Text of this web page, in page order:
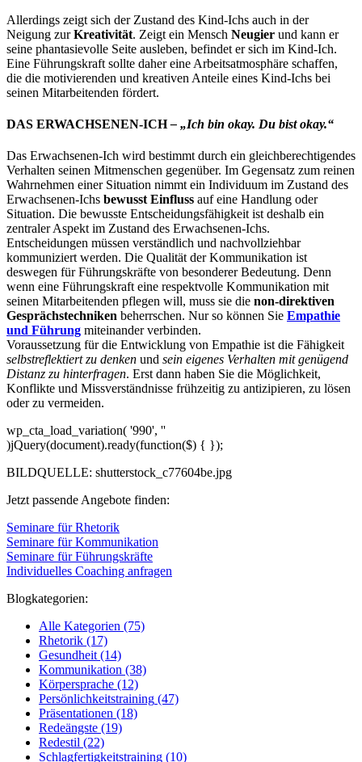
Allerdings zeigt sich der Zustand des Kind-Ichs auch in der
Neigung zurKreativität. Zeigt ein Mensch Neugier und kann er
seine phantasievolle Seite ausleben, befindet er sich im Kind-Ich.
Eine Führungskraft sollte daher eine Arbeitsatmosphäre schaffen,
die die motivierenden und kreativen Anteile eines Kind-Ichs bei
seinen Mitarbeitenden fördert.
DAS ERWACHSENEN-ICH– „Ich bin okay. Du bist okay.“
Das Erwachsenen-Ich wird bestimmt durch ein gleichberechtigendes
Verhalten seinen Mitmenschen gegenüber. Im Gegensatz zum reinen
Wahrnehmen einer Situation nimmt ein Individuum im Zustand des
Erwachsenen-Ichs bewusst Einfluss auf eine Handlung oder
Situation. Die bewusste Entscheidungsfähigkeit ist deshalb ein
zentraler Aspekt im Zustand des Erwachsenen-Ichs.
Entscheidungen müssen verständlich und nachvollziehbar
kommuniziert werden. Die Qualität der Kommunikation ist
deswegen für Führungskräfte von besonderer Bedeutung. Denn
wenn eine Führungskraft eine respektvolle Kommunikation mit
seinen Mitarbeitenden pflegen will, muss sie die non-direktiven
Gesprächstechniken beherrschen. Nur so können Sie Empathie
und Führung miteinander verbinden.
Voraussetzung für die Entwicklung von Empathie ist die Fähigkeit
selbstreflektiert zu denken und sein eigenes Verhalten mit genügend
Distanz zu hinterfragen. Erst dann haben Sie die Möglichkeit,
Konflikte und Missverständnisse frühzeitig zu antizipieren, zu lösen
oder zu vermeiden.
wp_cta_load_variation( '990', ''
)jQuery(document).ready(function($) { });
BILDQUELLE: shutterstock_c77604be.jpg
Jetzt passende Angebote finden:
Seminare für Rhetorik
Seminare für Kommunikation
Seminare für Führungskräfte
Individuelles Coaching anfragen
Blogkategorien:
Alle Kategorien (75)
Rhetorik (17)
Gesundheit (14)
Kommunikation (38)
Körpersprache (12)
Persönlichkeitstraining (47)
Präsentationen (18)
Redeängste (19)
Redestil (22)
Schlagfertigkeitstraining (10)